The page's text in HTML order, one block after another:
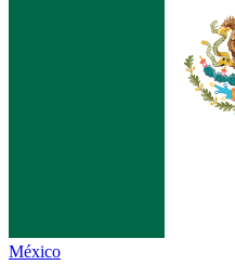
México